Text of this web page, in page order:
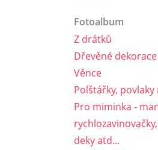
Fotoalbum
Z drátků
Dřevěné
Věnce
Polštářky,
Pro miminka -
deky atd...